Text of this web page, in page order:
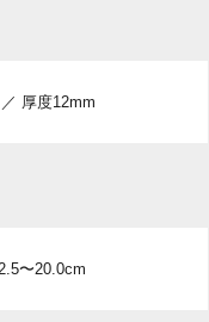
厚度12mm
〜20.0cm